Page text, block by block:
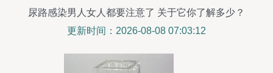
尿路感染男人女人都要注意了 关于它你了解多少？
更新时间：2026-08-08 07:03:12